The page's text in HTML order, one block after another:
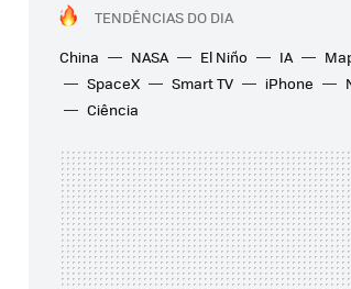
TENDÊNCIAS DO DIA
China
NASA El Niño IA
SpaceX
Smart TV iPhone
Ciência